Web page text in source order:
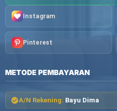
Instagram
Pinterest
METODE PEMBAYARAN
A/N Rekening: Bayu Dima